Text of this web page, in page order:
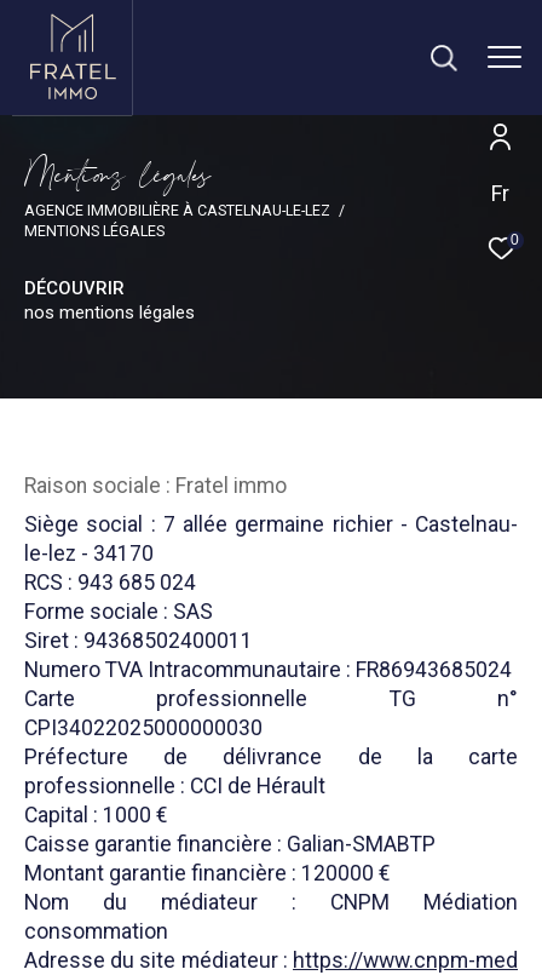
Fr
0
Mentios légae
AGENCE IMMOBILIÈRE À CASTELNAU-LE-LEZ
MENTIONS LÉGALES
DÉCOUVRIR
nos mentions légales
Raison sociale : Fratel immo
Siège social : 7 allée germaine richier - Castelnau-
le-lez - 34170
RCS : 943 685 024
Forme sociale : SAS
Siret : 94368502400011
Numero TVA Intracommunautaire : FR86943685024
Carte professionnelle TG n°
CPI34022025000000030
Préfecture de délivrance de la carte
professionnelle : CCI de Hérault
Capital : 1000 €
Caisse garantie financière : Galian-SMABTP
Montant garantie financière : 120000 €
Nom du médiateur : CNPM Médiation
consommation
Adresse du site médiateur : https://www.cnpm-med